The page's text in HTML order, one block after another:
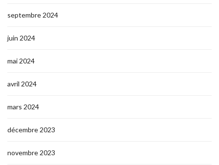
septembre 2024
juin 2024
mai 2024
avril 2024
mars 2024
décembre 2023
novembre 2023